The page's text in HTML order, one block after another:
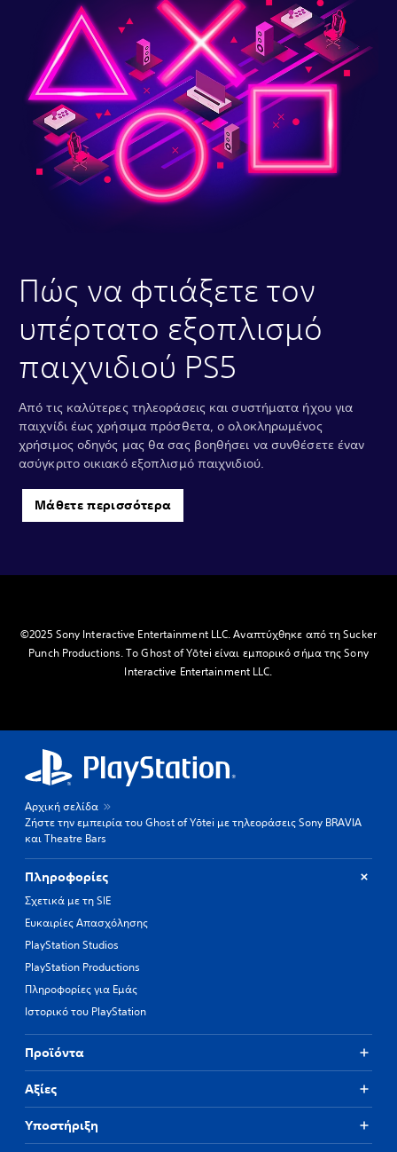
Πώς να φτιάξετε τον
υπέρτατο εξοπλισμό
παιχνιδιού PS5
Από τις καλύτερες τηλεοράσεις και συστήματα ήχου για
παιχνίδι έως χρήσιμα πρόσθετα, ο ολοκληρωμένος
χρήσιμος οδηγός μας θα σας βοηθήσει να συνθέσετε έναν
ασύγκριτο οικιακό εξοπλισμό παιχνιδιού.
Μάθετε περισσότερα
©2025 Sony Interactive Entertainment LLC. Αναπτύχθηκε από τη Sucker
Punch Productions. Το Ghost of Yōtei είναι εμπορικό σήμα της Sony
Interactive Entertainment LLC.
Αρχική σελίδα
Ζήστε την εμπειρία του Ghost of Yōtei με τηλεοράσεις Sony BRAVIA
και Theatre Bars
Πληροφορίες
Σχετικά με τη SIE
Ευκαιρίες Απασχόλησης
PlayStation Studios
PlayStation Productions
Πληροφορίες για Εμάς
Ιστορικό του PlayStation
Προϊόντα
Αξίες
Υποστήριξη